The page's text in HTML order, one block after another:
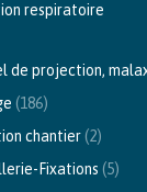
respiratoire
de projection,
(186)
chantier(2)
Fixations (5)